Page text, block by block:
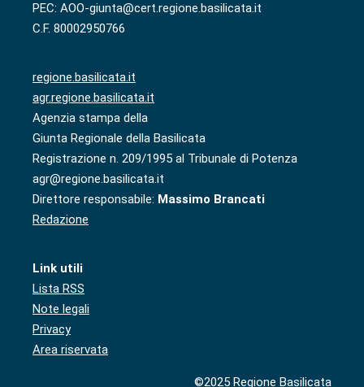
PEC: AOO-giunta@cert.regione.basilicata.it
C.F. 80002950766
regione.basilicata.it
agr.regione.basilicata.it
Agenzia stampa della
Giunta Regionale della Basilicata
Registrazione n. 209/1995 al Tribunale di Potenza
agr@regione.basilicata.it
Direttore responsabile: Massimo Brancati
Redazione
Link utili
Lista RSS
Note legali
Privacy
Area riservata
©2025 Regione Basilicata